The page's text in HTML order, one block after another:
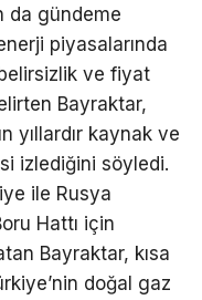
da gündeme
piyasalarında
ve fiyat
Bayraktar,
yıllardır kaynak ve
izlediğini söyledi.
ile Rusya
Hattı için
Bayraktar, kısa
doğal gaz